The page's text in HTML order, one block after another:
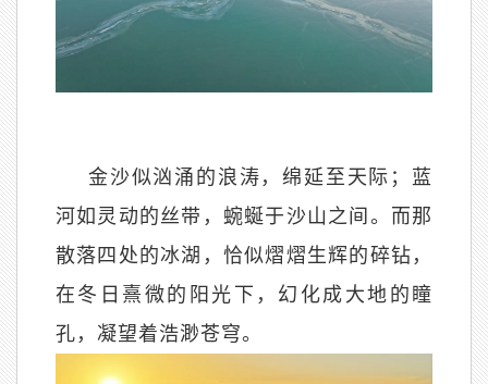
金沙似汹涌的浪涛，绵延至天际；蓝
河如灵动的丝带，蜿蜒于沙山之间。而那
散落四处的冰湖，恰似熠熠生辉的碎钻，
在冬日熹微的阳光下，幻化成大地的瞳
孔，凝望着浩渺苍穹。